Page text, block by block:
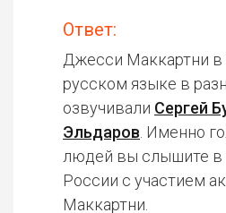
Ответ:
Джесси Маккартни в
русском языке в
озвучивали Сергей
Эльдаров . Именно
людей вы слышите в
России с участием
Маккартни.